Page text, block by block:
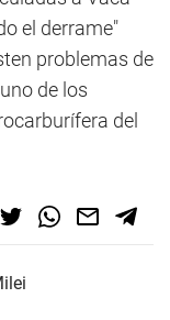
el derrame"
problemas de
de los
del